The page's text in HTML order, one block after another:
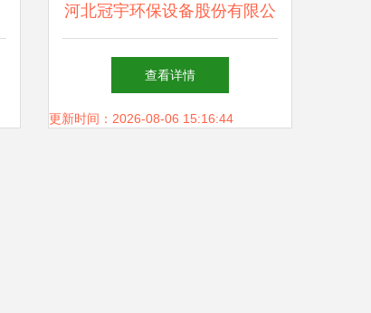
河北冠宇环保设备股份有限公
司 专注环保科技，引领绿色
发展
查看详情
更新时间：2026-08-06 15:16:44